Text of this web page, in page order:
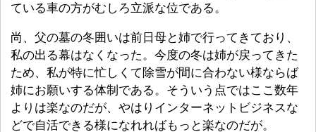
ている車の方がむしろ立派な位である。
尚、父の墓の冬囲いは前日母と姉で行ってきており、
私の出る幕はなくなった。今度の冬は姉が戻ってきた
ため、私が特に忙しくて除雪が間に合わない様ならば
姉にお願いする体制である。そういう点ではここ数年
よりは楽なのだが、やはりインターネットビジネスな
どで自活できる様になれればもっと楽なのだが。